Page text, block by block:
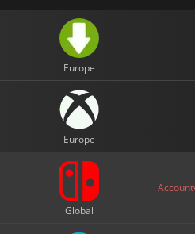
Europe
Europe
Global